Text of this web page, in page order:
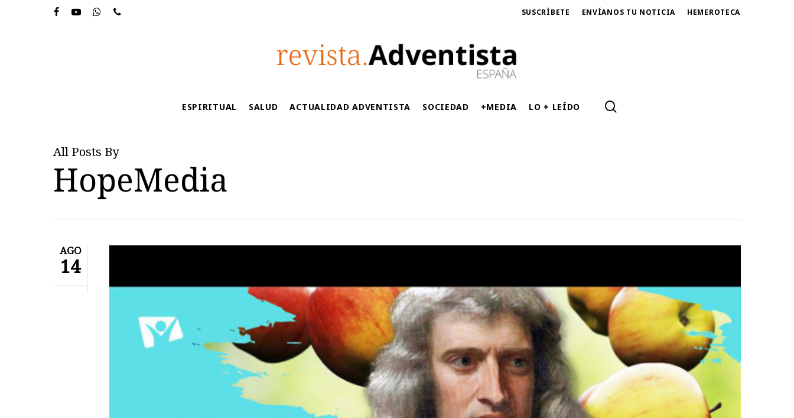
SUSCRÍBETE ENVÍANOS TU NOTICIA HEMEROTECA
ESPIRITUAL SALUD ACTUALIDAD ADVENTISTA SOCIEDAD +MEDIA LO + LEÍDO
All Posts By
HopeMedia
AGO
14